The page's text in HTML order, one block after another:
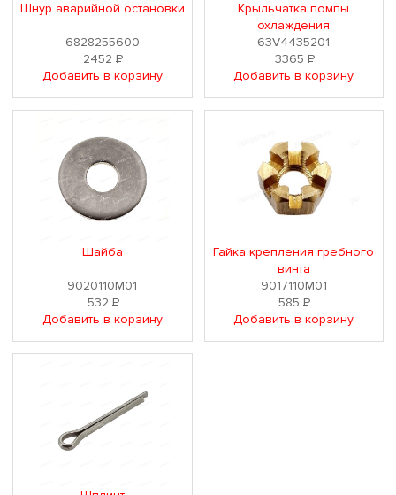
Шнур аварийной остановки
6828255600
2452Р
Добавить в корзину
Крыльчатка помпы
охлаждения
63V4435201
3365 Р
Добавить в корзину
Шайба
9020110M01
532 Р
Добавить в корзину
Гайка крепления гребного
винта
9017110M01
585Р
Добавить в корзину